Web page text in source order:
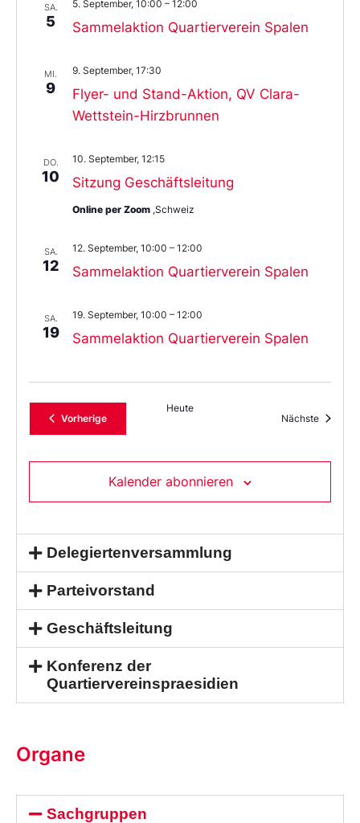
SA.
5 Sammelaktion Quartierverein Spalen
5. September, 10:00 – 12:00
MI.
9
Flyer- und Stand-Aktion, QV Clara-
Wettstein-Hirzbrunnen
9. September, 17:30
DO.
10 Sitzung Geschäftsleitung
10. September, 12:15
Online per Zoom ,Schweiz
SA.
12 Sammelaktion Quartierverein Spalen
12. September, 10:00 – 12:00
SA.
19 Sammelaktion Quartierverein Spalen
19. September, 10:00 – 12:00
VorherigeVeranstaltungen
Heute
Nächste
Kalender abonnieren
Delegiertenversammlung
Parteivorstand
Geschäftsleitung
Konferenz der
Quartiervereinspraesidien
Organe
Sachgruppen